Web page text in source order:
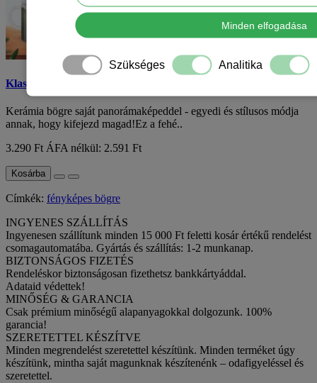
Klasszikus bögre panoráma fotóval
Kerámia bögre saját panorámaképeddel - egyedi és stílusos módja
annak, hogy kifejezd magad!Ez a fehé..
3.290 Ft ÁFA nélkül: 2.591 Ft
Kosárba
Címkék: fényképes bögre
INGYENES SZÁLLÍTÁS
Ingyenesen szállítunk minden 15 000 Ft feletti kosár értékű rendelést
csomagautomatába. Gyártás és szállítás: 1-2 munkanap.
BIZTONSÁGOS FIZETÉS
Rendeléskor biztonságosan fizethetsz bankkártyáddal.
Adataid védettek!
MINŐSÉG & GARANCIA
Csak prémium minőségű alapanyagokkal dolgozunk. 100%
garancia!
SZERETETTEL KÉSZÍTVE
Minden megrendelést szeretettel készítünk. Minden terméket úgy
készítünk, mintha saját magunknak készítenénk – odafigyeléssel és
szeretettel.
Minden elfogadása
Szükséges Analitika